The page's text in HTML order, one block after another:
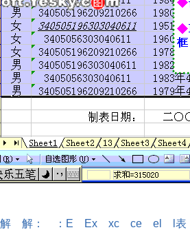
解： ：E Ex xc ce el l表